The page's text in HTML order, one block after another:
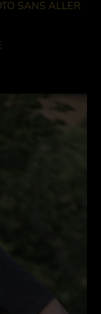
SANS ALLER